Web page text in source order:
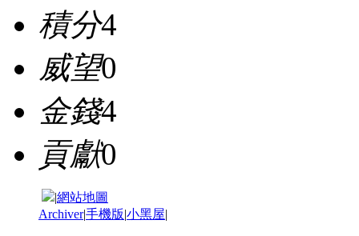
積分4
威望0
金錢4
貢獻0
|網站地圖
Archiver|手機版|小黑屋|